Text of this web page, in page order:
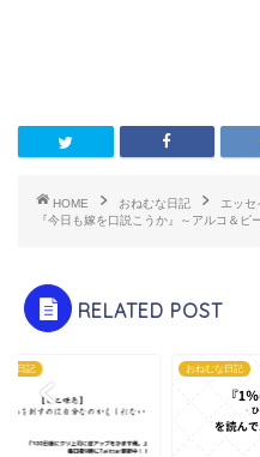
HOME おねむな日記
エッセ
『今日も嫁を口説こうか』～アルコ＆ピ
RELATED POST
な日記 おねむな日記